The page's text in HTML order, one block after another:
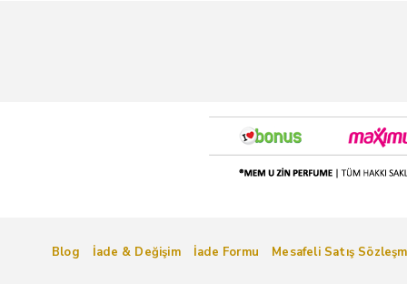
Blog İade & Değişim İade Formu Mesafeli Satış